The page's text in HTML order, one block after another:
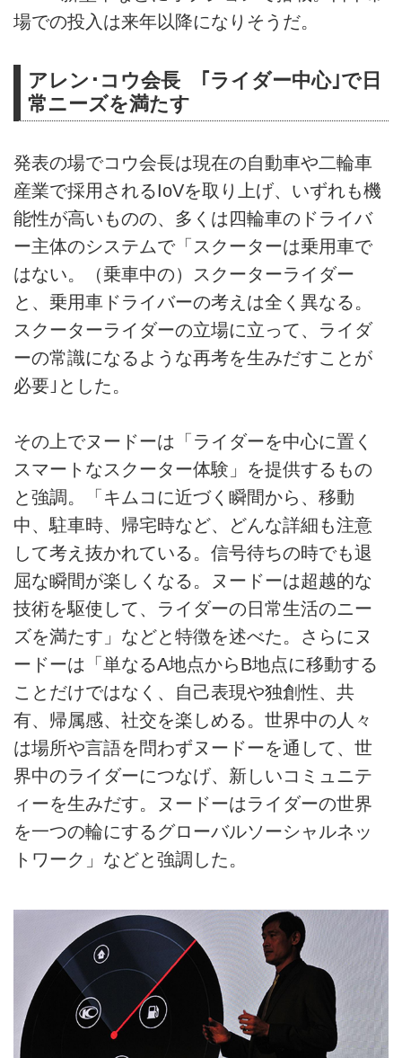
場での投入は来年以降になりそうだ。
アレン･コウ会長 ｢ライダー中心｣で日
常ニーズを満たす
発表の場でコウ会長は現在の自動車や二輪車
産業で採用されるIoVを取り上げ、いずれも機
能性が高いものの、多くは四輪車のドライバ
ー主体のシステムで「スクーターは乗用車で
はない。（乗車中の）スクーターライダー
と、乗用車ドライバーの考えは全く異なる。
スクーターライダーの立場に立って、ライダ
ーの常識になるような再考を生みだすことが
必要｣とした。
その上でヌードーは「ライダーを中心に置く
スマートなスクーター体験」を提供するもの
と強調。「キムコに近づく瞬間から、移動
中、駐車時、帰宅時など、どんな詳細も注意
して考え抜かれている。信号待ちの時でも退
屈な瞬間が楽しくなる。ヌードーは超越的な
技術を駆使して、ライダーの日常生活のニー
ズを満たす」などと特徴を述べた。さらにヌ
ードーは「単なるA地点からB地点に移動する
ことだけではなく、自己表現や独創性、共
有、帰属感、社交を楽しめる。世界中の人々
は場所や言語を問わずヌードーを通して、世
界中のライダーにつなげ、新しいコミュニテ
ィーを生みだす。ヌードーはライダーの世界
を一つの輪にするグローバルソーシャルネッ
トワーク」などと強調した。